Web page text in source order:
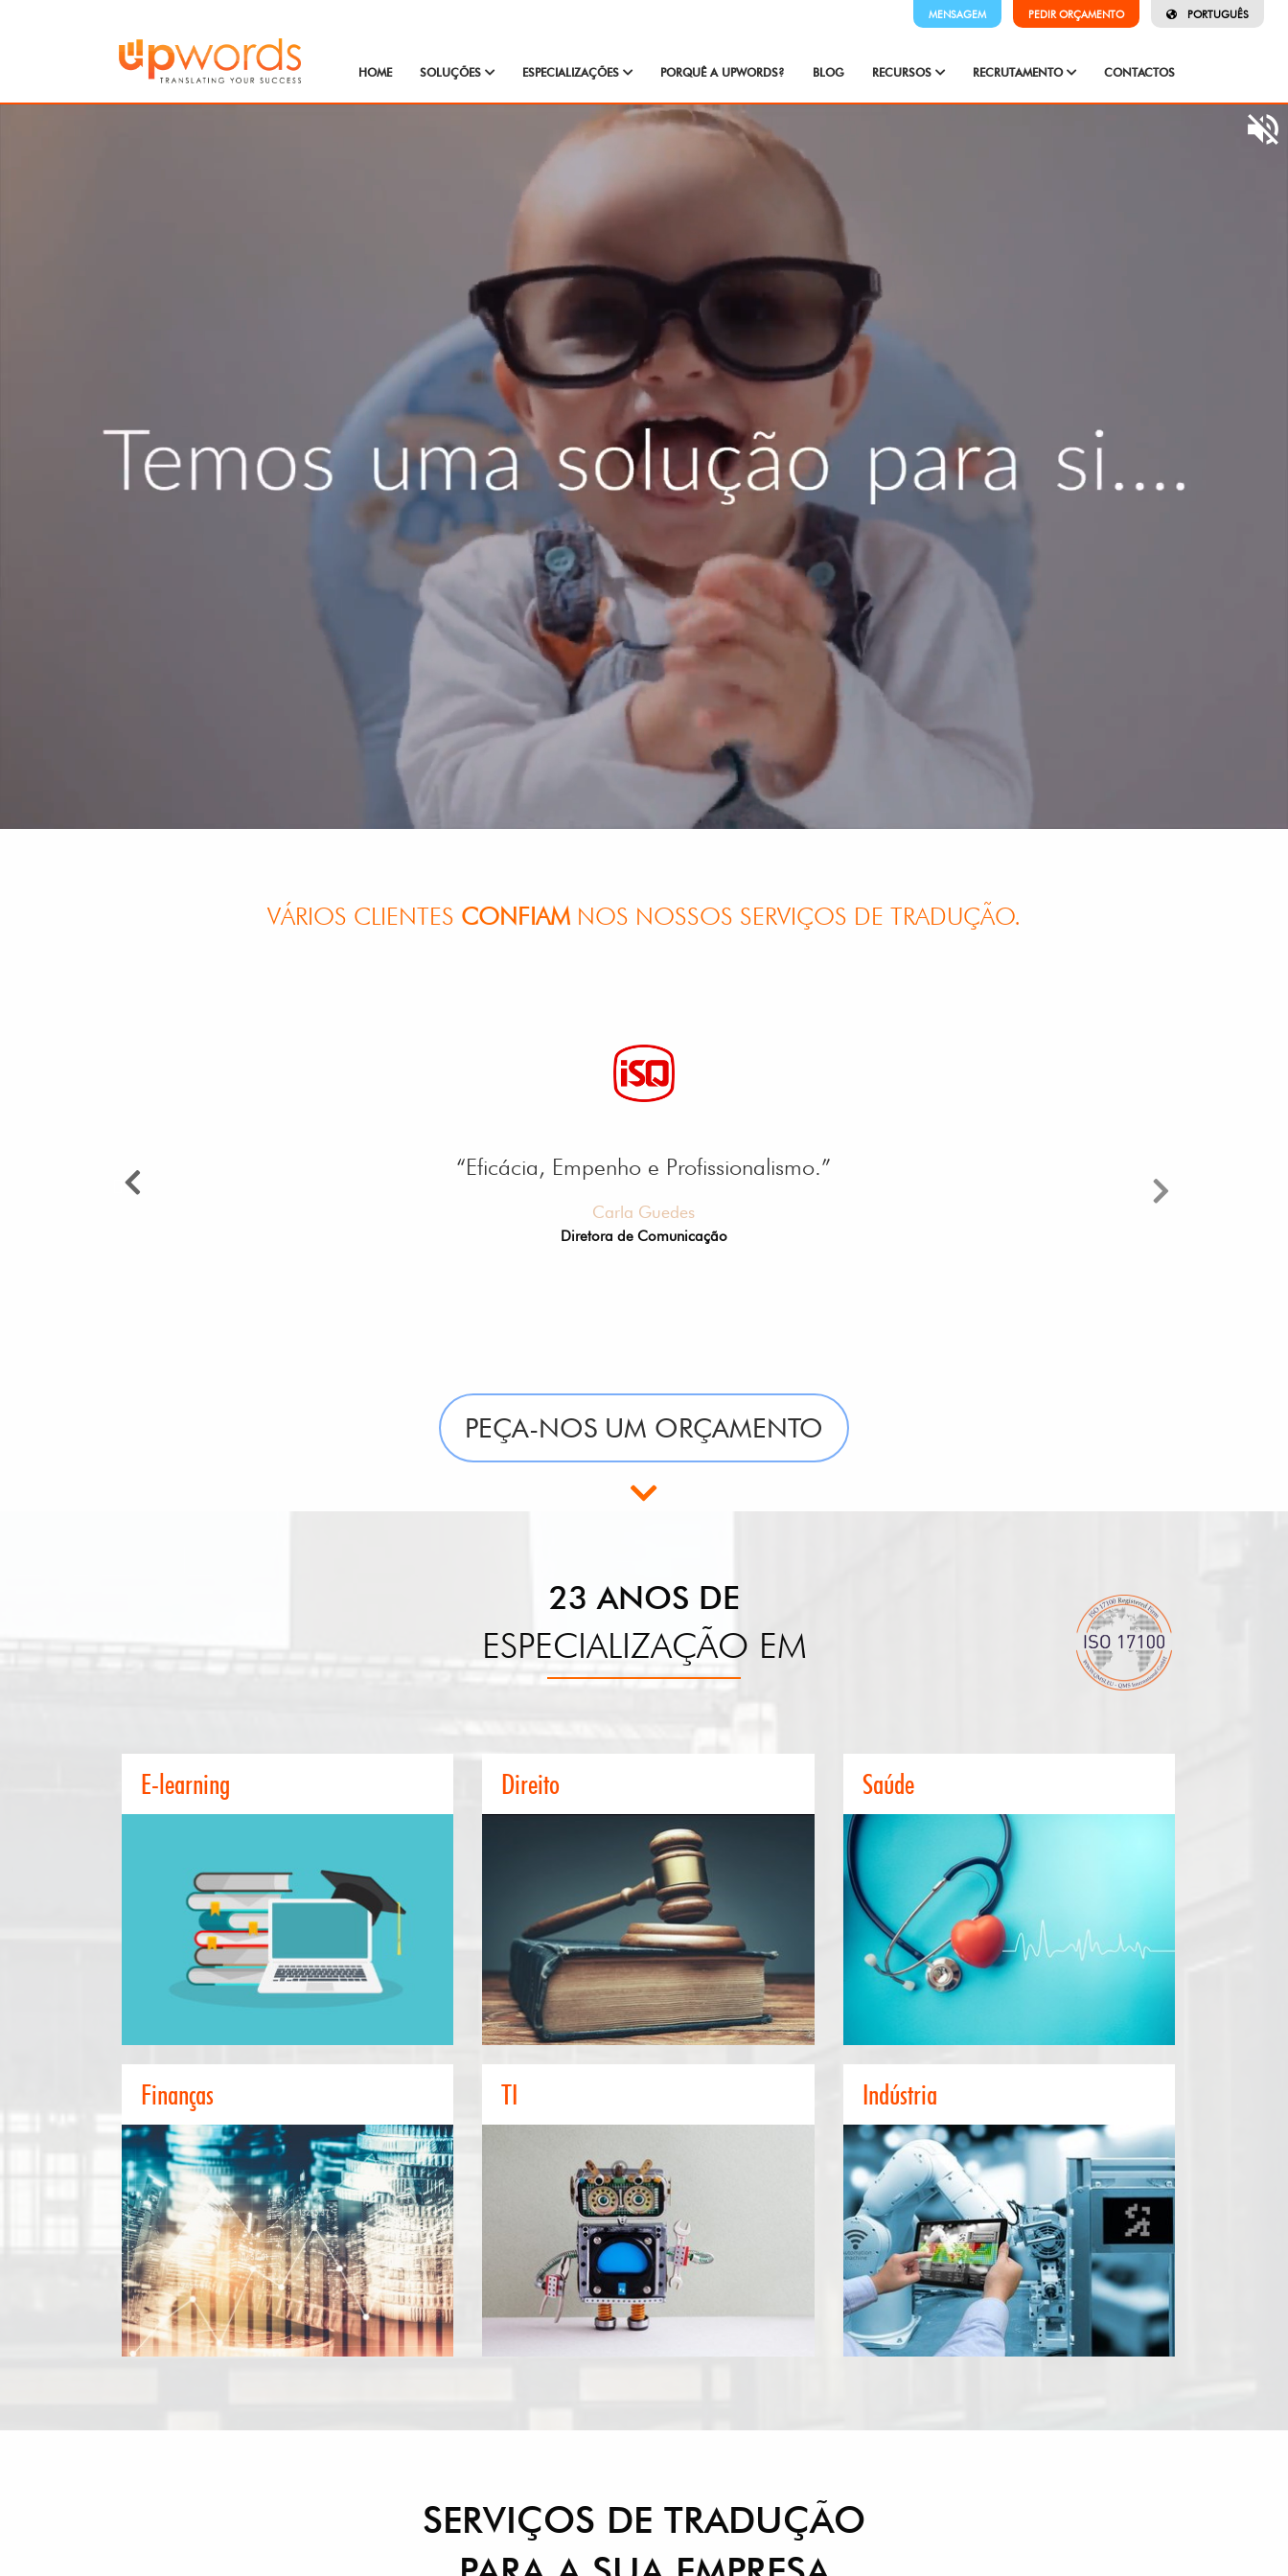
PORTUGUÊS
PEDIR ORÇAMENTO
MENSAGEM
HOME SOLUÇÕES ESPECIALIZAÇÕES PORQUÊ A UPWORDS? BLOG RECURSOS RECRUTAMENTO CONTACTOS
VÁRIOS CLIENTES CONFIAM NOS NOSSOS SERVIÇOS DE TRADUÇÃO.
“Eficácia, Empenho e Profissionalismo.”
Carla Guedes
Diretora de Comunicação
PEÇA-NOS UM ORÇAMENTO
23 ANOS DE
ESPECIALIZAÇÃO EM
E-learning
O conteúdo de e-learning traduzido em várias línguas
que se aplica tanto a novos clientes como a
colaboradores no estrangeiro. Para garantir a mesma
experiência de aprendizagem entre línguas, são
necessários vários especialistas. O nosso serviço
abrange todos os passos de localização de e-learning,
desde texto simples a animação e vídeos.
Saiba mais sobre a nossa one-stop-shop de e-learning.
Direito
Visto que o objetivo de muitos documentos jurídicos, em
particular dos contratos, é definir de forma precisa direitos e
obrigações, quaisquer incoerências na tradução podem
acarretar ações judiciais e avultadas perdas financeiras.
Saiba mais sobre o nosso serviço de tradução jurídica.
Saúde
No setor médico-farmacêutico é essencial ser preciso e cumprir
os prazos e os requisitos de gestão de risco, para evitar que
comprometa os seus resultados. É igualmente importante
garantir que o seu produto e respetiva informação sejam
tecnicamente exatos e, em simultâneo, culturalmente
relevantes e sensíveis.
Saiba mais sobre o nosso serviço de tradução para a área da
Finanças
É importante comunicar de forma eficaz com as parte
interessadas, quer se trate de uma empresa de capital
privado ou de um banco comercial. Um pouco por todo
o mundo, as nossas equipas ajudam instituições
financeiras comoa traduzir e a atualizar relatórios e
contas, prospectos de fundos ou conteúdos de
marketing. Quando o risco é tão elevado, os
documentos têm de ser cuidadosamente redigidos e
bastante claros
Clique aqui para saber mais sobre as nossas soluções de
tradução financeira.
TI
É utilizado um modelo ágil que permite a tradução do
disso, são estabelecidas regras e procedimentos de tradução no
âmbito da Interface do Utilizador, que garantem a consistência
Saiba mais sobre o nosso serviço de tradução para as TI.
Indústria
Os procedimentos internos da sua empresa devem ser
cumpridos pelos seus trabalhadores em todos os mercados
geográficos. É importante manter o seu conteúdo exato e
culturalmente relevante a nível global, para que este seja
compreendido por todos os seus colaboradores com facilidade.
Saiba mais sobre o nosso serviço de tradução para a Indústria.
SERVIÇOS DE TRADUÇÃO